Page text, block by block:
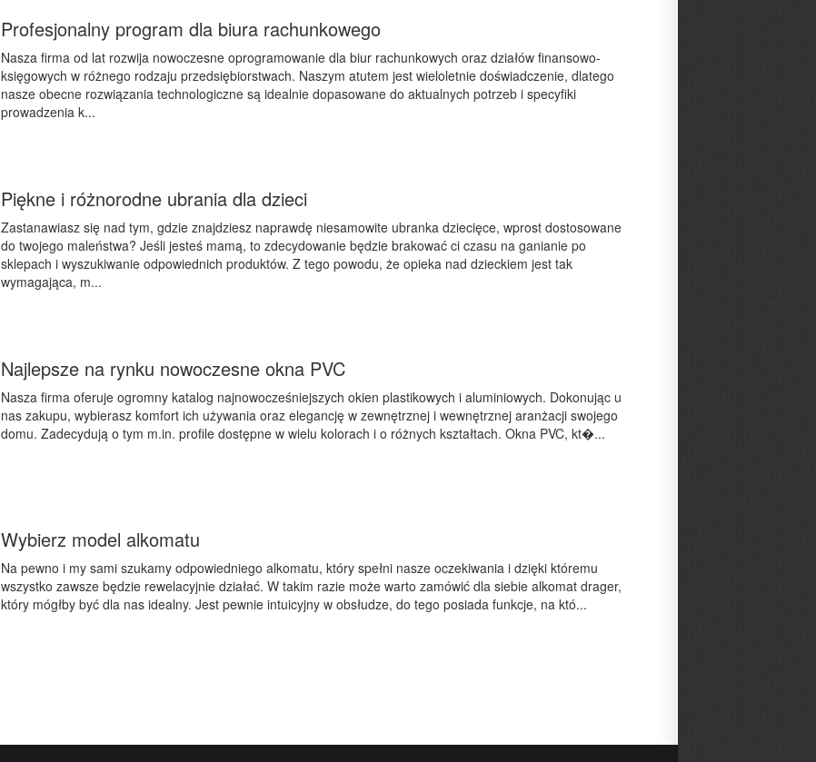
Profesjonalny program dla biura rachunkowego
Nasza firma od lat rozwija nowoczesne oprogramowanie dla biur rachunkowych oraz działów finansowo-
księgowych w różnego rodzaju przedsiębiorstwach. Naszym atutem jest wieloletnie doświadczenie, dlatego
nasze obecne rozwiązania technologiczne są idealnie dopasowane do aktualnych potrzeb i specyfiki
prowadzenia k...
Piękne i różnorodne ubrania dla dzieci
Zastanawiasz się nad tym, gdzie znajdziesz naprawdę niesamowite ubranka dziecięce, wprost dostosowane
do twojego maleństwa? Jeśli jesteś mamą, to zdecydowanie będzie brakować ci czasu na ganianie po
sklepach i wyszukiwanie odpowiednich produktów. Z tego powodu, że opieka nad dzieckiem jest tak
wymagająca, m...
Najlepsze na rynku nowoczesne okna PVC
Nasza firma oferuje ogromny katalog najnowocześniejszych okien plastikowych i aluminiowych. Dokonując u
nas zakupu, wybierasz komfort ich używania oraz elegancję w zewnętrznej i wewnętrznej aranżacji swojego
domu. Zadecydują o tym m.in. profile dostępne w wielu kolorach i o różnych kształtach. Okna PVC, kt�...
Wybierz model alkomatu
Na pewno i my sami szukamy odpowiedniego alkomatu, który spełni nasze oczekiwania i dzięki któremu
wszystko zawsze będzie rewelacyjnie działać. W takim razie może warto zamówić dla siebie alkomat drager,
który mógłby być dla nas idealny. Jest pewnie intuicyjny w obsłudze, do tego posiada funkcje, na któ...